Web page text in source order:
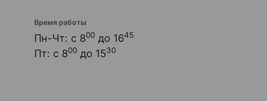
Время работы
Пн-Чт: с 800 до 1645
Пт: с 800 до 1530